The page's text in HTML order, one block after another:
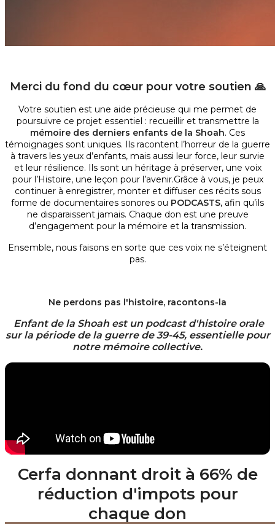
Merci du fond du cœur pour votre soutien 🙏
Votre soutien est une aide précieuse qui me permet de
poursuivre ce projet essentiel : recueillir et transmettre la
mémoire des derniers enfants de la Shoah. Ces
témoignages sont uniques. Ils racontent l’horreur de la guerre
à travers les yeux d’enfants, mais aussi leur force, leur survie
et leur résilience. Ils sont un héritage à préserver, une voix
pour l’Histoire, une leçon pour l’avenir.Grâce à vous, je peux
continuer à enregistrer, monter et diffuser ces récits sous
forme de documentaires sonores ou PODCASTS, afin qu’ils
ne disparaissent jamais. Chaque don est une preuve
d’engagement pour la mémoire et la transmission.
Ensemble, nous faisons en sorte que ces voix ne s’éteignent
pas.
Ne perdons pas l'histoire, racontons-la
Enfant de la Shoah est un podcast d'histoire orale
sur la période de la guerre de 39-45, essentielle pour
notre mémoire collective.
Cerfa donnant droit à 66% de
réduction d'impots pour
chaque don